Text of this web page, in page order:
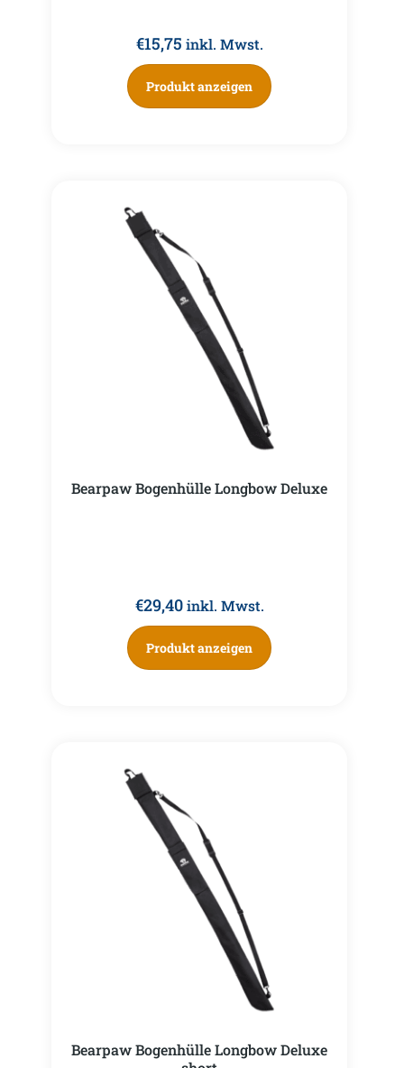
€15,75 inkl. Mwst.
Produkt anzeigen
Bearpaw Bogenhülle Longbow Deluxe
€29,40 inkl. Mwst.
Produkt anzeigen
Bearpaw Bogenhülle Longbow Deluxe